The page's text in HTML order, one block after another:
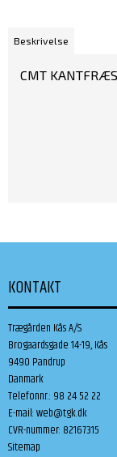
Beskrivelse
CMT
KONTAKT
Trægården Kås A/S
Brogaardsgade 14-19, Kås
9490 Pandrup
Danmark
Telefonnr.: 98 24 52 22
E-mail:web@tgk.dk
CVR-nummer: 82167315
Sitemap